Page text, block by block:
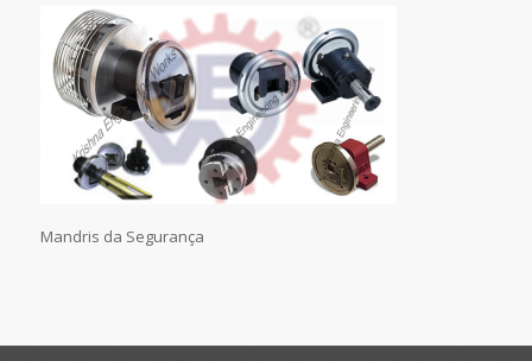
Mandris da Segurança